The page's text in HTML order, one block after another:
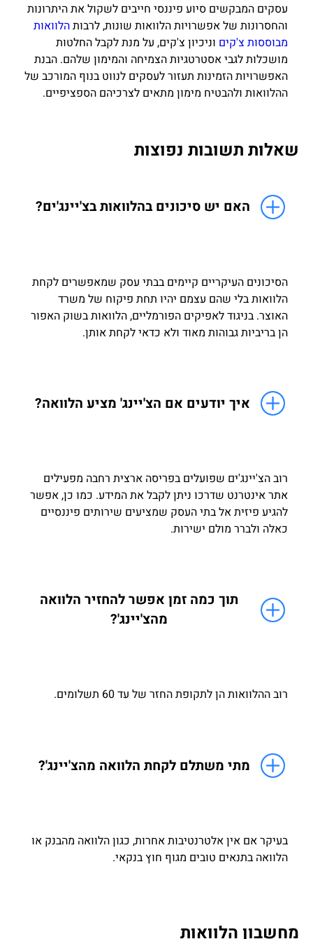
עסקים המבקשים סיוע פיננסי חייבים לשקול את היתרונות
והחסרונות של אפשרויות הלוואות שונות, לרבותהלוואות
מבוססות צ'קים וניכיון צ'קים, על מנת לקבל החלטות
מושכלות לגבי אסטרטגיות הצמיחה והמימון שלהם. הבנת
האפשרויות הזמינות תעזור לעסקים לנווט בנוף המורכב של
ההלוואות ולהבטיח מימון מתאים לצרכיהם הספציפיים.
שאלות תשובות נפוצות
האם יש סיכונים בהלוואות בצ'יינג'ים?
הסיכונים העיקריים קיימים בבתי עסק שמאפשרים לקחת
הלוואות בלי שהם עצמם יהיו תחת פיקוח של משרד
האוצר. בניגוד לאפיקים הפורמליים, הלוואות בשוק האפור
הן בריביות גבוהות מאוד ולא כדאי לקחת אותן.
איך יודעים אם הצ'יינג' מציע הלוואה?
רוב הצ'יינג'ים שפועלים בפריסה ארצית רחבה מפעילים
אתר אינטרנט שדרכו ניתן לקבל את המידע. כמו כן, אפשר
להגיע פיזית אל בתי העסק שמציעים שירותים פיננסיים
כאלה ולברר מולם ישירות.
תוך כמה זמן אפשר להחזיר הלוואה
מהצ'יינג'?
רוב ההלוואות הן לתקופת החזר של עד 60 תשלומים.
מתי משתלם לקחת הלוואה מהצ'יינג'?
בעיקר אם אין אלטרנטיבות אחרות, כגון הלוואה מהבנק או
הלוואה בתנאים טובים מגוף חוץ בנקאי.
מחשבון הלוואות